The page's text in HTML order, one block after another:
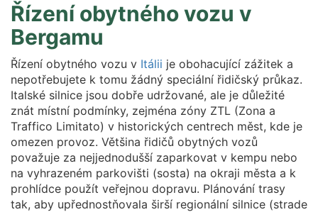
Řízení obytného vozu v
Bergamu
Řízení obytného vozu v Itálii je obohacující zážitek a
nepotřebujete k tomu žádný speciální řidičský průkaz.
Italské silnice jsou dobře udržované, ale je důležité
znát místní podmínky, zejména zóny ZTL (Zona a
Traffico Limitato) v historických centrech měst, kde je
omezen provoz. Většina řidičů obytných vozů
považuje za nejjednodušší zaparkovat v kempu nebo
na vyhrazeném parkovišti (sosta) na okraji města a k
prohlídce použít veřejnou dopravu. Plánování trasy
tak, aby upřednostňovala širší regionální silnice (strade